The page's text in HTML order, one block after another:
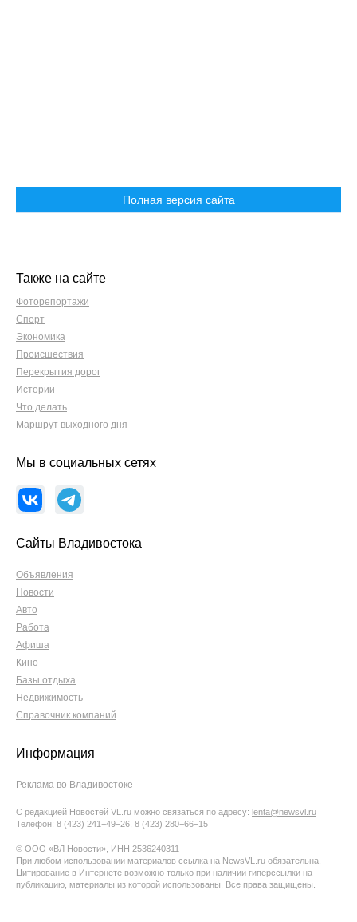
Полная версия сайта
Также на сайте
Фоторепортажи
Спорт
Экономика
Происшествия
Перекрытия дорог
Истории
Что делать
Маршрут выходного дня
Мы в социальных сетях
Сайты Владивостока
Объявления
Новости
Авто
Работа
Афиша
Кино
Базы отдыха
Недвижимость
Справочник компаний
Информация
Реклама во Владивостоке
С редакцией Новостей VL.ru можно связаться по адресу: lenta@newsvl.ru
Телефон: 8 (423) 241−49−26, 8 (423) 280−66−15
© ООО «ВЛ Новости», ИНН 2536240311
При любом использовании материалов ссылка на NewsVL.ru обязательна.
Цитирование в Интернете возможно только при наличии гиперссылки на
публикацию, материалы из которой использованы. Все права защищены.